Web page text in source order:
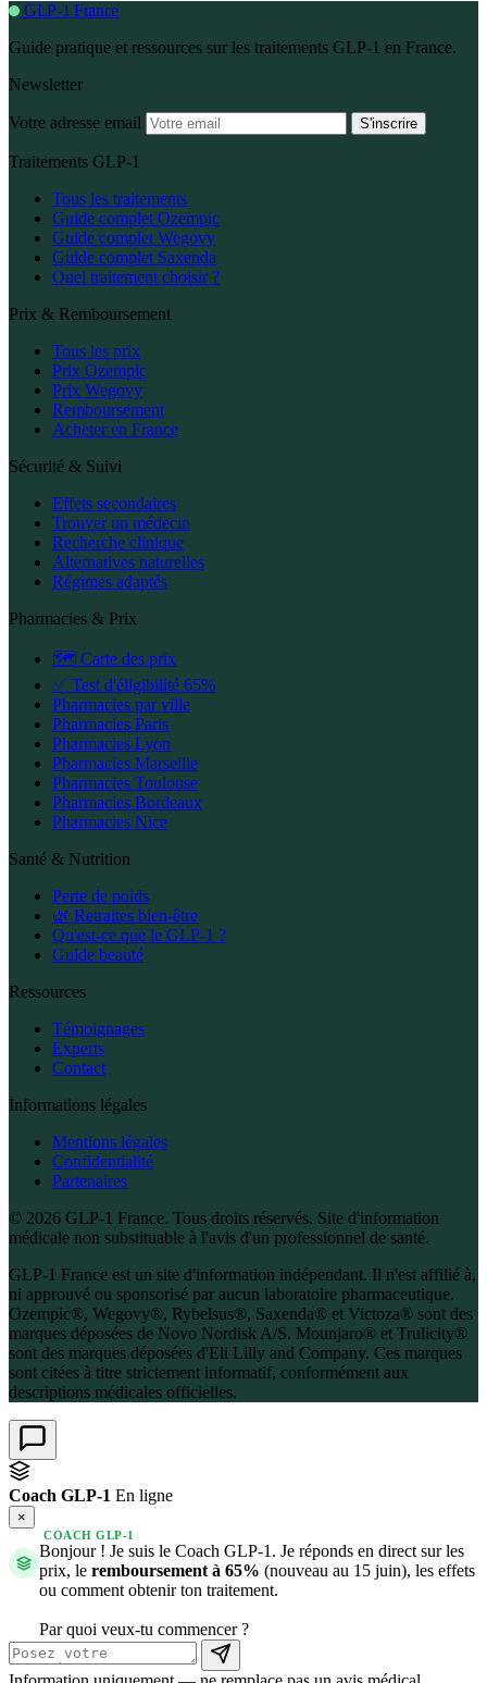
GLP-1 France
Guide pratique et ressources sur les traitements GLP-1 en France.
Newsletter
Votre adresse email S'inscrire
Traitements GLP-1
Tous les traitements
Guide complet Ozempic
Guide complet Wegovy
Guide complet Saxenda
Quel traitement choisir ?
Prix & Remboursement
Tous les prix
Prix Ozempic
Prix Wegovy
Remboursement
Acheter en France
Sécurité & Suivi
Effets secondaires
Trouver un médecin
Recherche clinique
Alternatives naturelles
Régimes adaptés
Pharmacies & Prix
🗺️ Carte des prix
✅ Test d'éligibilité 65%
Pharmacies par ville
Pharmacies Paris
Pharmacies Lyon
Pharmacies Marseille
Pharmacies Toulouse
Pharmacies Bordeaux
Pharmacies Nice
Santé & Nutrition
Perte de poids
🌿 Retraites bien-être
Qu'est-ce que le GLP-1 ?
Guide beauté
Ressources
Témoignages
Experts
Contact
Informations légales
Mentions légales
Confidentialité
Partenaires
© 2026 GLP-1 France. Tous droits réservés. Site d'information
médicale non substituable à l'avis d'un professionnel de santé.
GLP-1 France est un site d'information indépendant. Il n'est affilié à,
ni approuvé ou sponsorisé par aucun laboratoire pharmaceutique.
Ozempic®, Wegovy®, Rybelsus®, Saxenda® et Victoza® sont des
marques déposées de Novo Nordisk A/S. Mounjaro® et Trulicity®
sont des marques déposées d'Eli Lilly and Company. Ces marques
sont citées à titre strictement informatif, conformément aux
descriptions médicales officielles.
Coach GLP-1 En ligne
×
COACH GLP-1
Bonjour ! Je suis le Coach GLP-1. Je réponds en direct sur les
prix, le remboursement à 65% (nouveau au 15 juin), les effets
ou comment obtenir ton traitement.
Par quoi veux-tu commencer ?